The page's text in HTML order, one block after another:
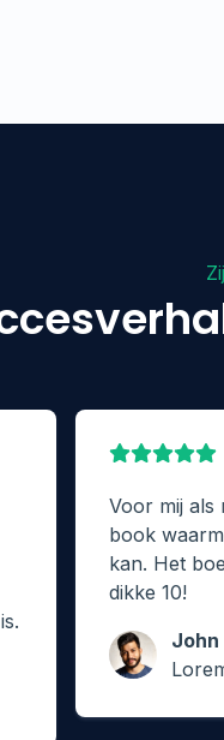
Voor mij als
book
kan. Het
dikke 10!
John